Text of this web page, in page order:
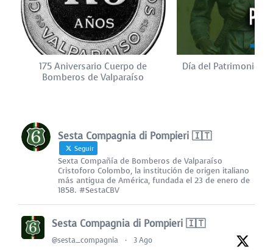
175 Aniversario Cuerpo de
Bomberos de Valparaíso
Día del Patrimonio
Sesta Compagnia di Pompieri 🇮🇹
Seguir
Sexta Compañía de Bomberos de Valparaíso
Cristoforo Colombo, la institución de origen italiano
más antigua de América, fundada el 23 de enero de
1858. #SestaCBV
Sesta Compagnia di Pompieri 🇮🇹
@sesta_compagnia · 3 Ago